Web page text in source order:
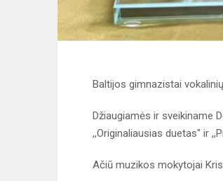
Baltijos gimnazistai
Džiaugiamės ir sveikiname
,,Originaliausias duetas" ir
Ačiū muzikos mokytojai